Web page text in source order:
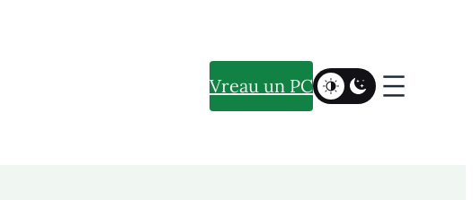
Vreau un PC